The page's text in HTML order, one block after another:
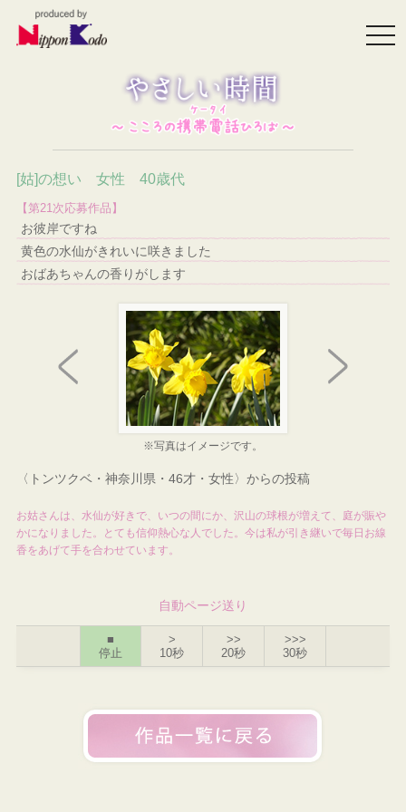
[姑]の想い 女性 40歳代
【第21次応募作品】
お彼岸ですね
黄色の水仙がきれいに咲きました
おばあちゃんの香りがします
※写真はイメージです。
〈トンツクベ・神奈川県・46才・女性〉からの投稿
お姑さんは、水仙が好きで、いつの間にか、沢山の球根が増えて、庭が賑や
かになりました。とても信仰熱心な人でした。今は私が引き継いで毎日お線
香をあげて手を合わせています。
自動ページ送り
■
停止
>
10秒
>>
20秒
>>>
30秒